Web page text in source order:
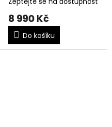
8 990 Kč
Do košíku